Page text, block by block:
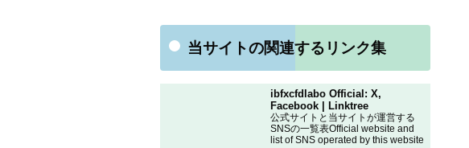
当サイトの関連するリンク集
ibfxcfdlabo Official: X,
Facebook | Linktree
公式サイトと当サイトが運営する
SNSの一覧表Official website and
list of SNS operated by this website